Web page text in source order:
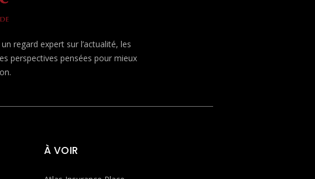
regard expert sur l’actualité, les
perspectives pensées pour mieux
À VOIR